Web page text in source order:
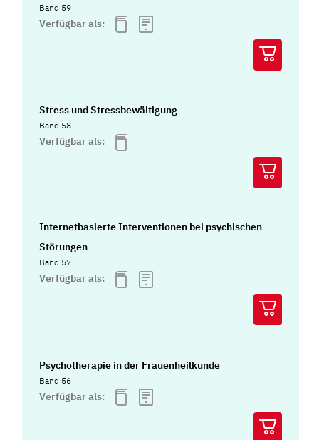
Band 59
Verfügbar als:
Stress und Stressbewältigung
Band 58
Verfügbar als:
Internetbasierte Interventionen bei psychischen
Störungen
Band 57
Verfügbar als:
Psychotherapie in der Frauenheilkunde
Band 56
Verfügbar als: